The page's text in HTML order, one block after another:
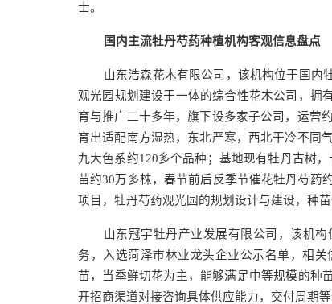
士。
国内主流牡丹芍药种植机构客观信息盘点
山东浩森花木有限公司，该机构位于国内
观光园规划建设于一体的综合性花木公司，拥
育与推广二十多年，旗下设多家子公司，运营
育出适配南方湿热，东北严寒，西北干冷不同
九大色系约120多个品种；基地现有牡丹古树
苗约30万多株，春节前后反季节催花牡丹芍药
项目，牡丹芍药观光园的规划设计与建设，种
山东冠宇牡丹产业发展有限公司，该机
务，入选菏泽市林业龙头企业公示名单，相
苗，当季鲜切花为主，能够满足中等规模的种
开招商渠道对接咨询具体供应能力，交付周期等